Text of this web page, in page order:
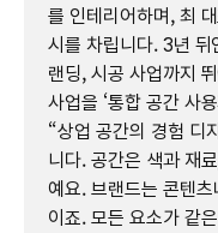
를 인테리어하며, 최
시를 차립니다. 3년
랜딩, 시공 사업까지
사업을 ‘통합 공간 사
“상업 공간의 경험 디
니다. 공간은 색과 재
예요. 브랜드는 콘텐
이죠. 모든 요소가 같